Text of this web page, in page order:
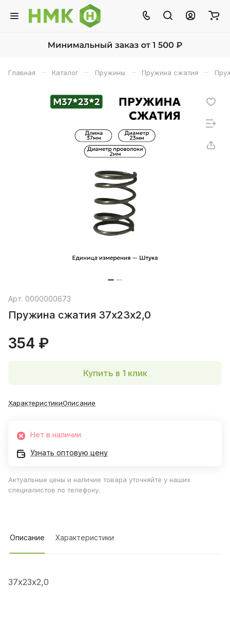
Главная – Каталог – Пружины – Пружина сжатия –
Арт. 0000000673
Пружина сжатия 37х23х2,0
354 ₽
Купить в 1 клик
ХарактеристикиОписание
Нет в наличии
Узнать оптовую цену
Актуальные цены и наличие товара уточняйте у наших
специалистов по телефону.
Описание Характеристики
37х23х2,0